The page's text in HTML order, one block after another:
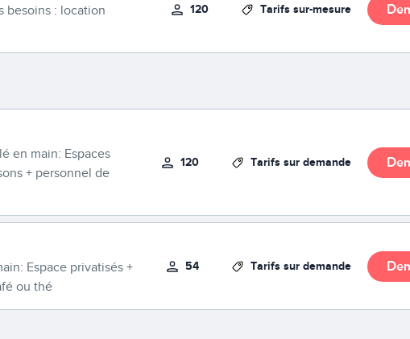
besoins : location
120 Tarifs sur-mesure
en main: Espaces
+ personnel de
120 Tarifs sur demande
Espace privatisés +
ou thé
54 Tarifs sur demande